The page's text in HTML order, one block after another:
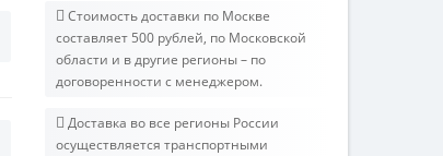
Стоимость доставки по Москве
составляет 500 рублей, по Московской
области и в другие регионы – по
договоренности с менеджером.
Доставка во все регионы России
осуществляется транспортными